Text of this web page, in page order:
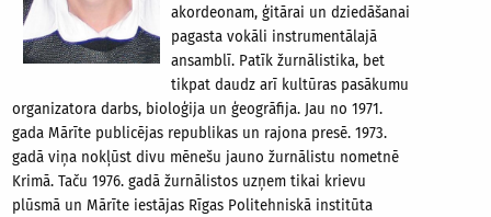
akordeonam, ģitārai un dziedāšanai
pagasta vokāli instrumentālajā
ansamblī. Patīk žurnālistika, bet
tikpat daudz arī kultūras pasākumu
organizatora darbs, bioloģija un ģeogrāfija. Jau no 1971.
gada Mārīte publicējas republikas un rajona presē. 1973.
gadā viņa nokļūst divu mēnešu jauno žurnālistu nometnē
Krimā. Taču 1976. gadā žurnālistos uzņem tikai krievu
plūsmā un Mārīte iestājas Rīgas Politehniskā institūta